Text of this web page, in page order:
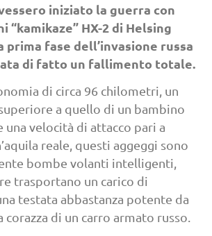
iniziato la guerra con
“kamikaze” HX-2 di Helsing
prima fase dell’invasione russa
di fatto un fallimento totale.
di circa 96 chilometri, un
a quello di un bambino
una velocità di attacco pari a
reale, questi aggeggi sono
bombe volanti intelligenti,
trasportano un carico di
testata abbastanza potente da
corazza di un carro armato russo.